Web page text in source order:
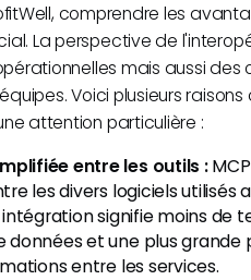
comprendre les
La perspective de
mais aussi des
Voici plusieurs
attention particulière :
entre les outils :
les divers logiciels utilisés
signifie moins de
et une plus grande
entre les services.